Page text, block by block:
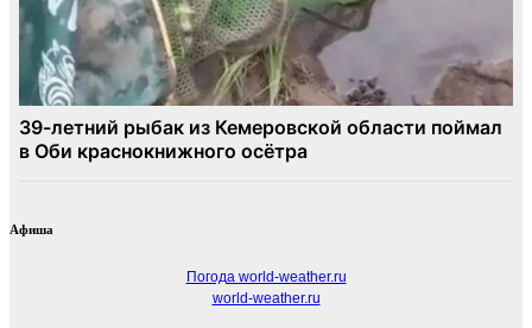
Афиша
Погода world-weather.ru
world-weather.ru